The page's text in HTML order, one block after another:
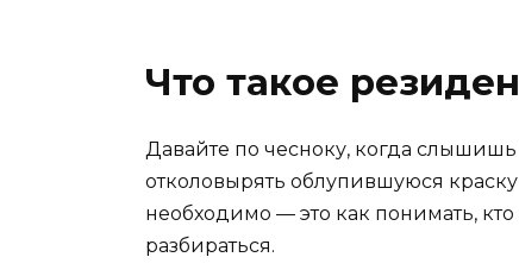
Что такое
Давайте по чесноку, когда слышишь
отколовырять облупившуюся
необходимо — это как понимать,
разбираться.